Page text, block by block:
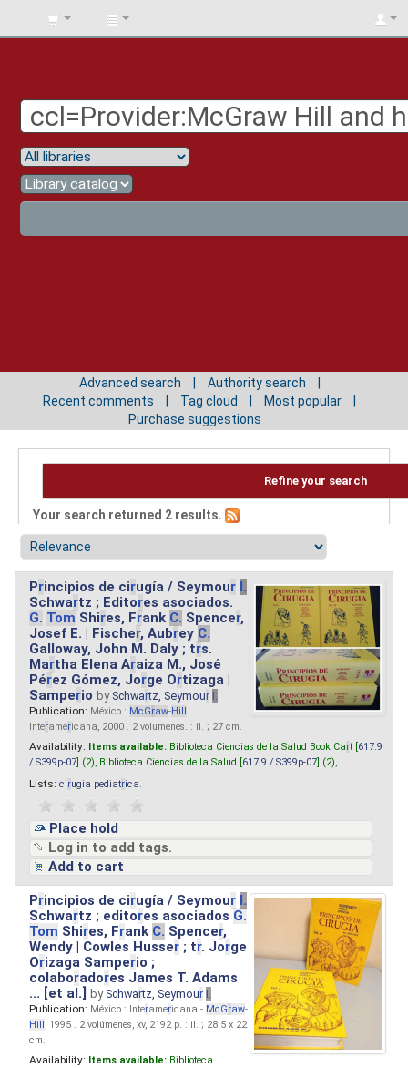
BIBLIOTECA
Advanced search
Authority search
Recent comments
Tag cloud
Most popular
Purchase suggestions
Refine your search
Your search returned 2 results.
Principios de cirugía / Seymour I.
Schwartz ; Editores asociados.
G. Tom Shires, Frank C. Spencer,
Josef E. | Fischer, Aubrey C.
Galloway, John M. Daly ; trs.
Martha Elena Araiza M., José
Pérez Gómez, Jorge Ortizaga |
Samperio by Schwartz, Seymour I.
Publication: México : McGraw-Hill
Interamericana, 2000 . 2 volumenes. : il. ; 27 cm.
Availability: Items available: Biblioteca Ciencias de la Salud Book Cart [ 617.9
/ S399p-07 ] (2), Biblioteca Ciencias de la Salud [ 617.9 / S399p-07 ] (2),
Lists: cirugia pediatrica
Place hold
Log in to add tags.
Add to cart
Principios de cirugía / Seymour I.
Schwartz ; editores asociados G.
Tom Shires, Frank C. Spencer,
Wendy | Cowles Husser ; tr. Jorge
Orizaga Samperio ;
colaboradores James T. Adams
... [et al.]by Schwartz, Seymour I.
Publication: México : Interamericana - McGraw-
Hill, 1995 . 2 volúmenes, xv, 2192 p. : il. ; 28.5 x 22
cm.
Availability: Items available: Biblioteca